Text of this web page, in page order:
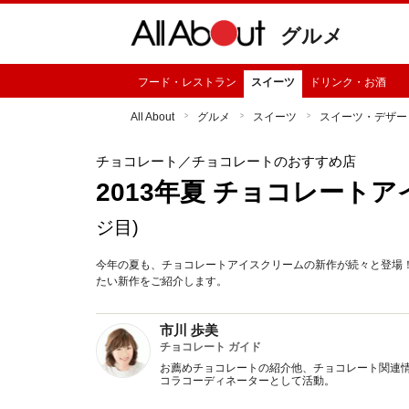
グルメ
フード・レストラン スイーツ ドリンク・お酒
All About グルメ スイーツ スイーツ・デザ
チョコレート ／チョコレートのおすすめ店
2013年夏 チョコレート
ジ目)
今年の夏も、チョコレートアイスクリームの新作が続々と登
たい新作をご紹介します。
市川 歩美
チョコレート ガイド
お薦めチョコレートの紹介他、チョコレート関連
コラコーディネーターとして活動。